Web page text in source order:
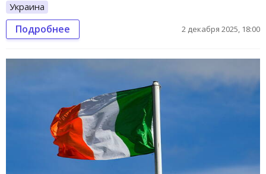
Украина
Подробнее 2 декабря 2025, 18:00